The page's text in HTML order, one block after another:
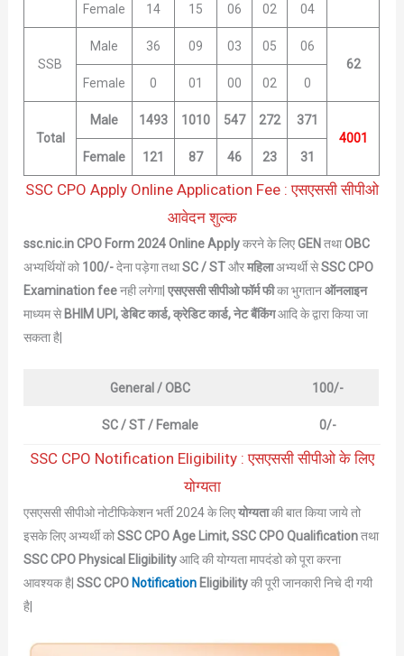
Female
14 15 06 02 04
SSB
Male 36 09 03 05
06
62
Female
0 01 00 02 0
Total
Male 1493 1010 547 272
371
4001
Female
121 87 46 23 31
SSC CPO Apply Online Application Fee : एसएससी सीपीओ
आवेदन शुल्क
ssc.nic.in CPO Form 2024OnlineApplyकरने के लिएGENतथाOBC
अभ्यर्थियों को 100/-देना पड़ेगा तथाSC / STऔरमहिलाअभ्यर्थी सेSSC CPO
Examination feeनही लगेगा|एसएससी सीपीओ फॉर्म फीका भुगतानऑनलाइन
माध्यम से BHIM UPI,डेबिट कार्ड, क्रेडिट कार्ड, नेट बैंकिंगआदि के द्वारा किया जा
सकता है|
General / OBC 100/-
SC / ST / Female 0/-
SSC CPO Notification Eligibility : एसएससी सीपीओ के लिए
योग्यता
एसएससी सीपीओ नोटीफिकेशन भर्ती 2024 के लिएयोग्यताकी बात किया जाये तो
इसके लिए अभ्यर्थी कोSSC CPO Age Limit, SSC CPO Qualificationतथा
SSC CPO Physical Eligibilityआदि की योग्यता मापदंडो को पूरा करना
आवश्यक है|SSC CPO Notification Eligibilityकी पूरी जानकारी निचे दी गयी
है|